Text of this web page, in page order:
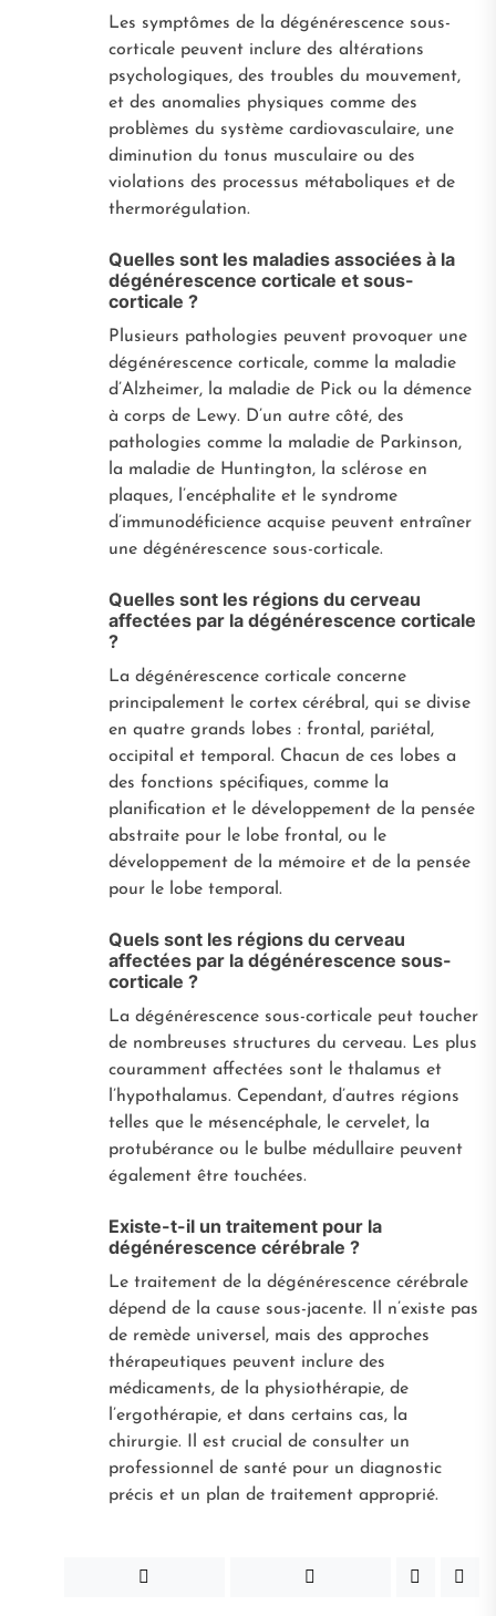
Les symptômes de la dégénérescence sous-
corticale peuvent inclure des altérations
psychologiques, des troubles du mouvement,
et des anomalies physiques comme des
problèmes du système cardiovasculaire, une
diminution du tonus musculaire ou des
violations des processus métaboliques et de
thermorégulation.
Quelles sont les maladies associées à la
dégénérescence corticale et sous-
corticale ?
Plusieurs pathologies peuvent provoquer une
dégénérescence corticale, comme la maladie
d’Alzheimer, la maladie de Pick ou la démence
à corps de Lewy. D’un autre côté, des
pathologies comme la maladie de Parkinson,
la maladie de Huntington, la sclérose en
plaques, l’encéphalite et le syndrome
d’immunodéficience acquise peuvent entraîner
une dégénérescence sous-corticale.
Quelles sont les régions du cerveau
affectées par la dégénérescence corticale
?
La dégénérescence corticale concerne
principalement le cortex cérébral, qui se divise
en quatre grands lobes : frontal, pariétal,
occipital et temporal. Chacun de ces lobes a
des fonctions spécifiques, comme la
planification et le développement de la pensée
abstraite pour le lobe frontal, ou le
développement de la mémoire et de la pensée
pour le lobe temporal.
Quels sont les régions du cerveau
affectées par la dégénérescence sous-
corticale ?
La dégénérescence sous-corticale peut toucher
de nombreuses structures du cerveau. Les plus
couramment affectées sont le thalamus et
l’hypothalamus. Cependant, d’autres régions
telles que le mésencéphale, le cervelet, la
protubérance ou le bulbe médullaire peuvent
également être touchées.
Existe-t-il un traitement pour la
dégénérescence cérébrale ?
Le traitement de la dégénérescence cérébrale
dépend de la cause sous-jacente. Il n’existe pas
de remède universel, mais des approches
thérapeutiques peuvent inclure des
médicaments, de la physiothérapie, de
l’ergothérapie, et dans certains cas, la
chirurgie. Il est crucial de consulter un
professionnel de santé pour un diagnostic
précis et un plan de traitement approprié.